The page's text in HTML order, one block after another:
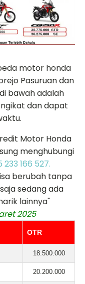
motor honda
Pasuruan dan
bawah adalah
dan dapat
Motor Honda
menghubungi
166 527.
berubah tanpa
sedang ada
lainnya"
2025
OTR
18.500.000
20.200.000